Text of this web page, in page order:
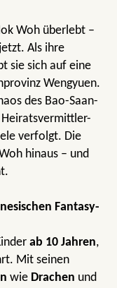
Woh überlebt –
Als ihre
sie sich auf eine
Wengyuen.
des Bao-Saan-
Heiratsvermittler-
verfolgt. Die
hinaus – und
Fantasy-
ab 10 Jahren,
Mit seinen
wie Drachen und